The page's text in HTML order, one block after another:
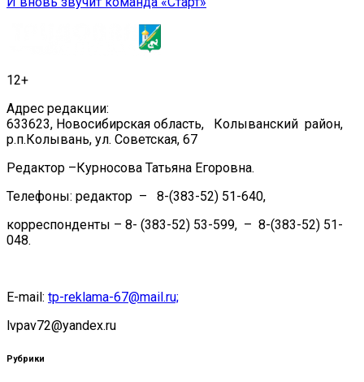
12+
Адрес редакции:
633623, Новосибирская область, Колыванский район,
р.п.Колывань, ул. Советская, 67
Редактор –Курносова Татьяна Егоровна.
Телефоны: редактор – 8-(383-52) 51-640,
корреспонденты – 8- (383-52) 53-599, – 8-(383-52) 51-
048.
E-mail: tp-reklama-67@mail.ru;
lvpav72@yandex.ru
Рубрики